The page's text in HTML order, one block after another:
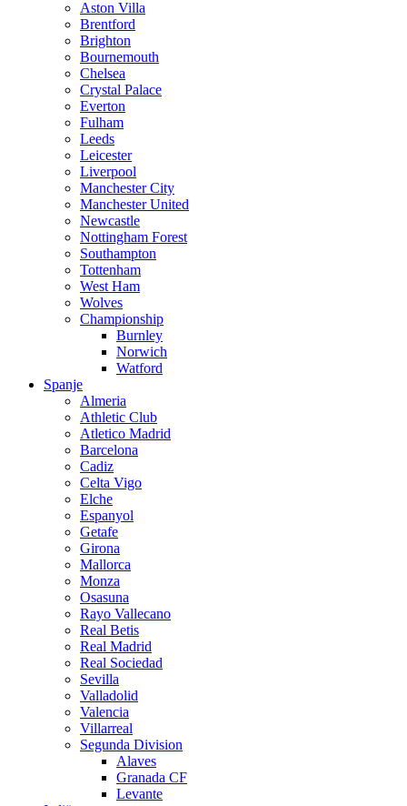
Aston Villa
Brentford
Brighton
Bournemouth
Chelsea
Crystal Palace
Everton
Fulham
Leeds
Leicester
Liverpool
Manchester City
Manchester United
Newcastle
Nottingham Forest
Southampton
Tottenham
West Ham
Wolves
Championship
Burnley
Norwich
Watford
Spanje
Almeria
Athletic Club
Atletico Madrid
Barcelona
Cadiz
Celta Vigo
Elche
Espanyol
Getafe
Girona
Mallorca
Monza
Osasuna
Rayo Vallecano
Real Betis
Real Madrid
Real Sociedad
Sevilla
Valladolid
Valencia
Villarreal
Segunda Division
Alaves
Granada CF
Levante